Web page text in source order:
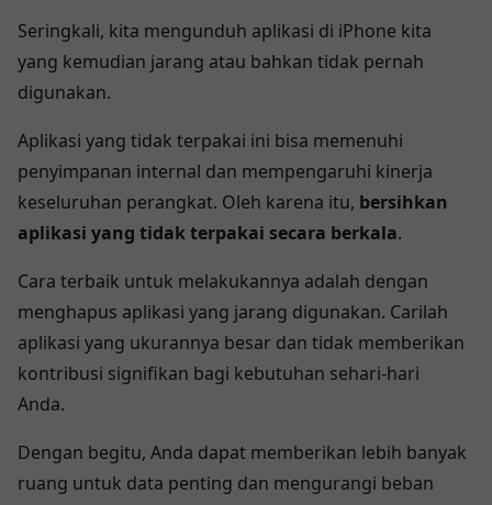
Seringkali, kita mengunduh aplikasi di iPhone kita
yang kemudian jarang atau bahkan tidak pernah
digunakan.
Aplikasi yang tidak terpakai ini bisa memenuhi
penyimpanan internal dan mempengaruhi kinerja
keseluruhan perangkat. Oleh karena itu, bersihkan
aplikasi yang tidak terpakai secara berkala.
Cara terbaik untuk melakukannya adalah dengan
menghapus aplikasi yang jarang digunakan. Carilah
aplikasi yang ukurannya besar dan tidak memberikan
kontribusi signifikan bagi kebutuhan sehari-hari
Anda.
Dengan begitu, Anda dapat memberikan lebih banyak
ruang untuk data penting dan mengurangi beban